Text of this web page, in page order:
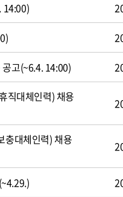
14:00)
고(~6.4. 14:00)
직대체인력) 채용
충대체인력) 채용